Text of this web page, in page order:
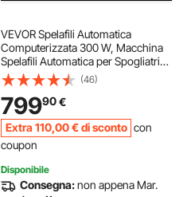
VEVOR Spelafili Automatica
Computerizzata 300 W, Macchina
Spelafili Automatica per Spogliatrici
a Cavo CA 220 V/50 Hz, Macchina
Spelafili SWT508-JE con Display
LCD, Usata nell'Industria Elettronica
(46)
79990€
Extra 110,00 €di sconto con
coupon
Disponibile
Consegna:non appena Mar.